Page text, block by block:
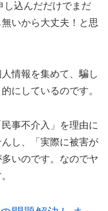
し込んだだけでまだ
いから大丈夫！と思
情報を集めて、騙し
にしているのです。
事不介入」を理由に
し、「実際に被害が
いのです。なのでヤ